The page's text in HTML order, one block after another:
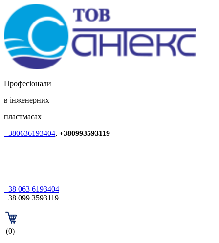
Професіонали
в інженерних
пластмасах
+380636193404, +380993593119
+38 063 6193404
+38 099 3593119
(0)